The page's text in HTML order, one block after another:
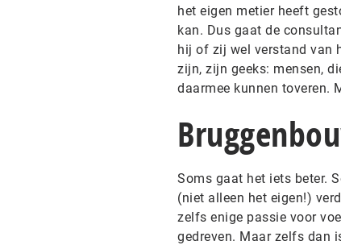
het eigen metier heeft
kan. Dus gaat de
hij of zij wel verstand van
zijn, zijn geeks: mensen,
daarmee kunnen toveren.
Soms gaat het iets beter.
(niet alleen het eigen!)
zelfs enige passie voor
gedreven. Maar zelfs dan